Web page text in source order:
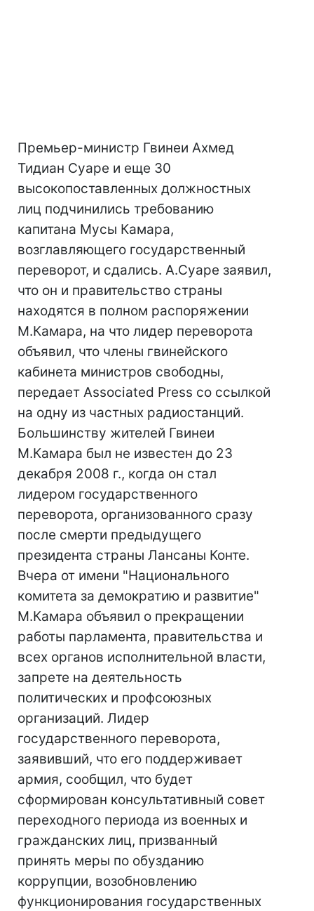
Премьер-министр Гвинеи Ахмед
Тидиан Суаре и еще 30
высокопоставленных должностных
лиц подчинились требованию
капитана Мусы Камара,
возглавляющего государственный
переворот, и сдались. А.Суаре заявил,
что он и правительство страны
находятся в полном распоряжении
М.Камара, на что лидер переворота
объявил, что члены гвинейского
кабинета министров свободны,
передает Associated Press со ссылкой
на одну из частных радиостанций.
Большинству жителей Гвинеи
М.Камара был не известен до 23
декабря 2008 г., когда он стал
лидером государственного
переворота, организованного сразу
после смерти предыдущего
президента страны Лансаны Конте.
Вчера от имени "Национального
комитета за демократию и развитие"
М.Камара объявил о прекращении
работы парламента, правительства и
всех органов исполнительной власти,
запрете на деятельность
политических и профсоюзных
организаций. Лидер
государственного переворота,
заявивший, что его поддерживает
армия, сообщил, что будет
сформирован консультативный совет
переходного периода из военных и
гражданских лиц, призванный
принять меры по обузданию
коррупции, возобновлению
функционирования государственных